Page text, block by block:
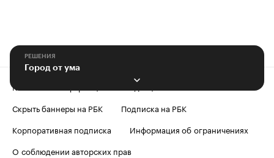
РЕШЕНИЯ
Город от ума
Контактная информация
Скрыть баннеры на РБК
Подписка на РБК
Корпоративная подписка
Информация об ограничениях
О соблюдении авторских прав